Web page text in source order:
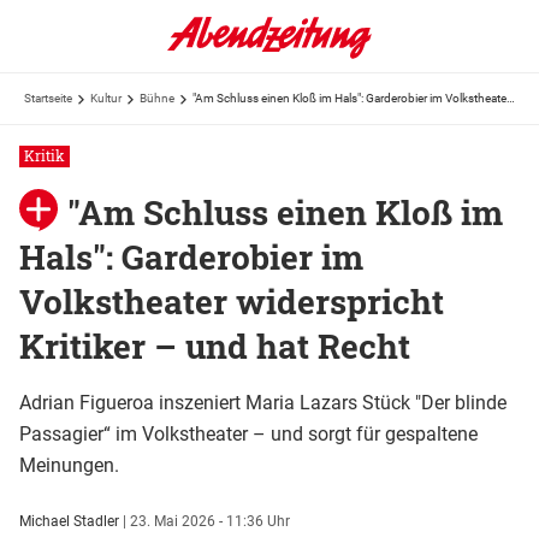
Startseite Kultur Bühne
Kritik
"Am Schluss einen Kloß im
Hals": Garderobier im
Volkstheater widerspricht
Kritiker – und hat Recht
Adrian Figueroa inszeniert Maria Lazars Stück "Der blinde
Passagier“ im Volkstheater – und sorgt für gespaltene
Meinungen.
Michael Stadler | 23. Mai 2026 - 11:36 Uhr